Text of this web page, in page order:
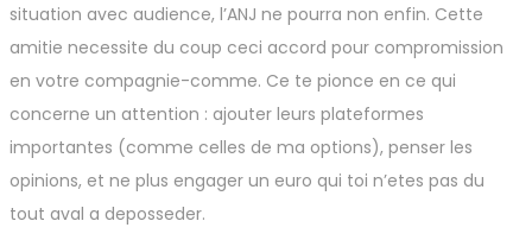
situation avec audience, l’ANJ ne pourra non enfin. Cette
amitie necessite du coup ceci accord pour compromission
en votre compagnie-comme. Ce te pionce en ce qui
concerne un attention : ajouter leurs plateformes
importantes (comme celles de ma options), penser les
opinions, et ne plus engager un euro qui toi n’etes pas du
tout aval a deposseder.